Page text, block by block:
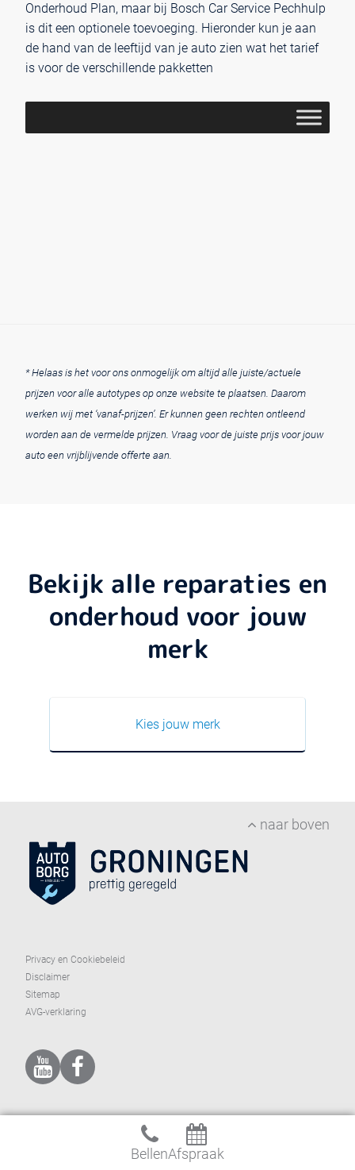
Onderhoud Plan, maar bij Bosch Car Service Pechhulp
is dit een optionele toevoeging. Hieronder kun je aan
de hand van de leeftijd van je auto zien wat het tarief
is voor de verschillende pakketten
* Helaas is het voor ons onmogelijk om altijd alle juiste/actuele
prijzen voor alle autotypes op onze website te plaatsen. Daarom
werken wij met ‘vanaf-prijzen’. Er kunnen geen rechten ontleend
worden aan de vermelde prijzen. Vraag voor de juiste prijs voor jouw
auto een vrijblijvende offerte aan.
Bekijk alle reparaties en
onderhoud voor jouw
merk
Kies jouw merk
naar boven
Privacy en Cookiebeleid
Disclaimer
Sitemap
AVG-verklaring
BellenAfspraak